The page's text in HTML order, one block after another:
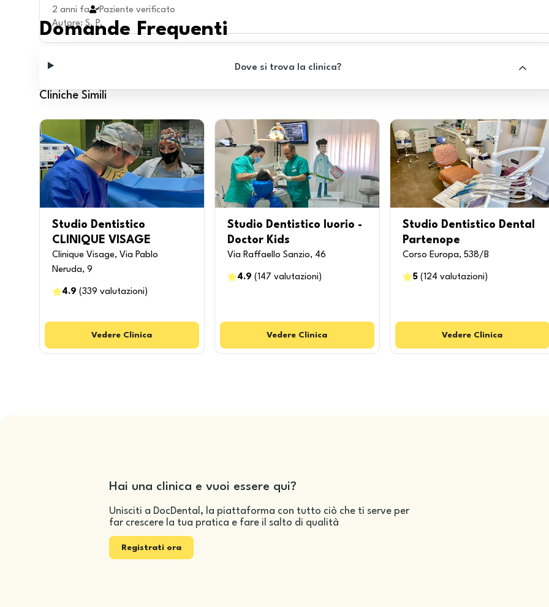
2 anni fa
Paziente verificato
Autore: S. P.
Domande Frequenti
Dove si trova la clinica?
Cliniche Simili
Studio Dentistico
CLINIQUE VISAGE
Clinique Visage, Via Pablo
Neruda, 9
4.9 (339 valutazioni )
Vedere Clinica
Studio Dentistico Iuorio -
Doctor Kids
Via Raffaello Sanzio, 46
4.9 (147 valutazioni )
Vedere Clinica
Studio Dentistico Dental
Partenope
Corso Europa, 538/B
5(124 valutazioni )
Vedere Clinica
Hai una clinica e vuoi essere qui?
Unisciti a DocDental, la piattaforma con tutto ciò che ti serve per
far crescere la tua pratica e fare il salto di qualità
Registrati ora